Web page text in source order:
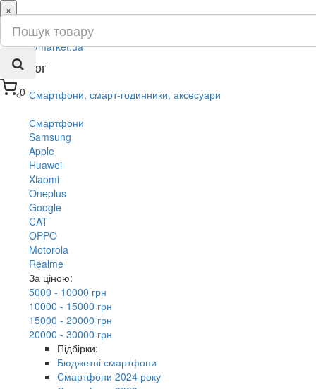
0
×
ru
ua
Каталог
Смартфони, смарт-годинники, аксесуари
Смартфони
Samsung
Apple
Huawei
Xiaomi
Oneplus
Google
CAT
OPPO
Motorola
Realme
За ціною:
5000 - 10000 грн
10000 - 15000 грн
15000 - 20000 грн
20000 - 30000 грн
Підбірки:
Бюджетні смартфони
Смартфони 2024 року